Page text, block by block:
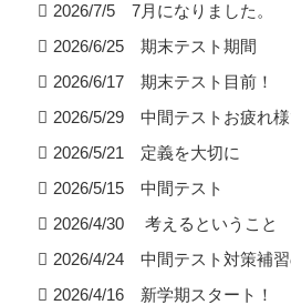
2026/7/5 7月になりました。
2026/6/25 期末テスト期間
2026/6/17 期末テスト目前！
2026/5/29 中間テストお疲れ様
2026/5/21 定義を大切に
2026/5/15 中間テスト
2026/4/30 考えるということ
2026/4/24 中間テスト対策補
2026/4/16 新学期スタート！